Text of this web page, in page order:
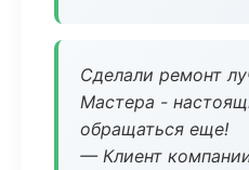
Сделали ремонт
Мастера -
обращаться еще!
— Клиент